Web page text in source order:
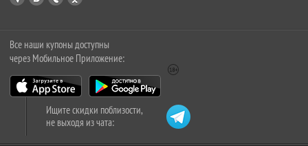
Все наши купоны доступны
через Мобильное Приложение:
Ищите скидки поблизости,
не выходя из чата: